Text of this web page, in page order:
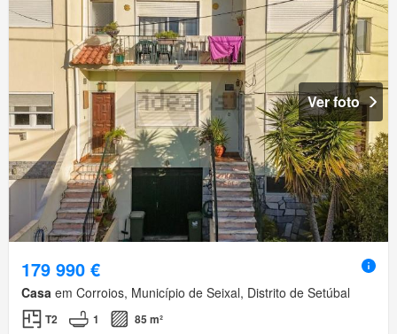
Ver foto
179 990 €
Casa em Corroios, Município de Seixal, Distrito de Setúbal
T2 1
85 m²